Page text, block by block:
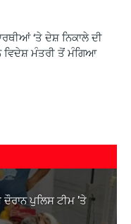
‘ਤੇ ਦੇਸ਼ ਨਿਕਾਲੇ ਦੀ
ਵਿਦੇਸ਼ ਮੰਤਰੀ ਤੋਂ ਮੰਗਿਆ
ਪੁਲਿਸ ਟੀਮ ’ਤੇ